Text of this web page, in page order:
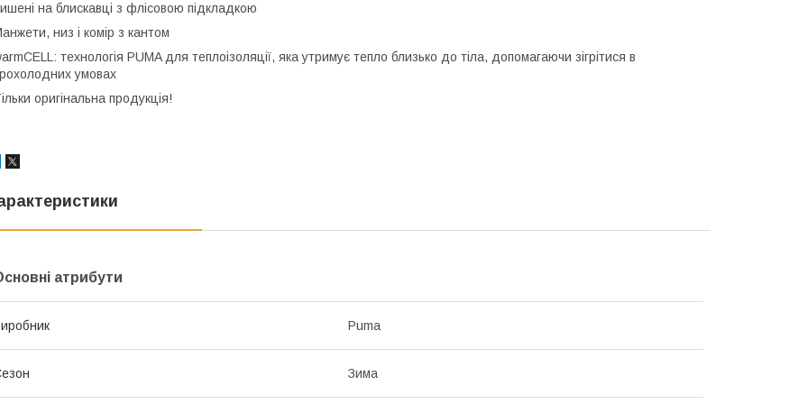
на блискавці з флісовою підкладкою
низ і комір з кантом
технологія PUMA для теплоізоляції, яка утримує тепло близько до тіла, допомагаючи зігрітися в
умовах
оригінальна продукція!
атрибути
Puma
Зима